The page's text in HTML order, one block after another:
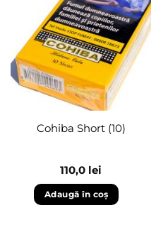
Adaugă
în
wishlist
Cohiba Short (10)
110,0 lei
Adaugă în coș